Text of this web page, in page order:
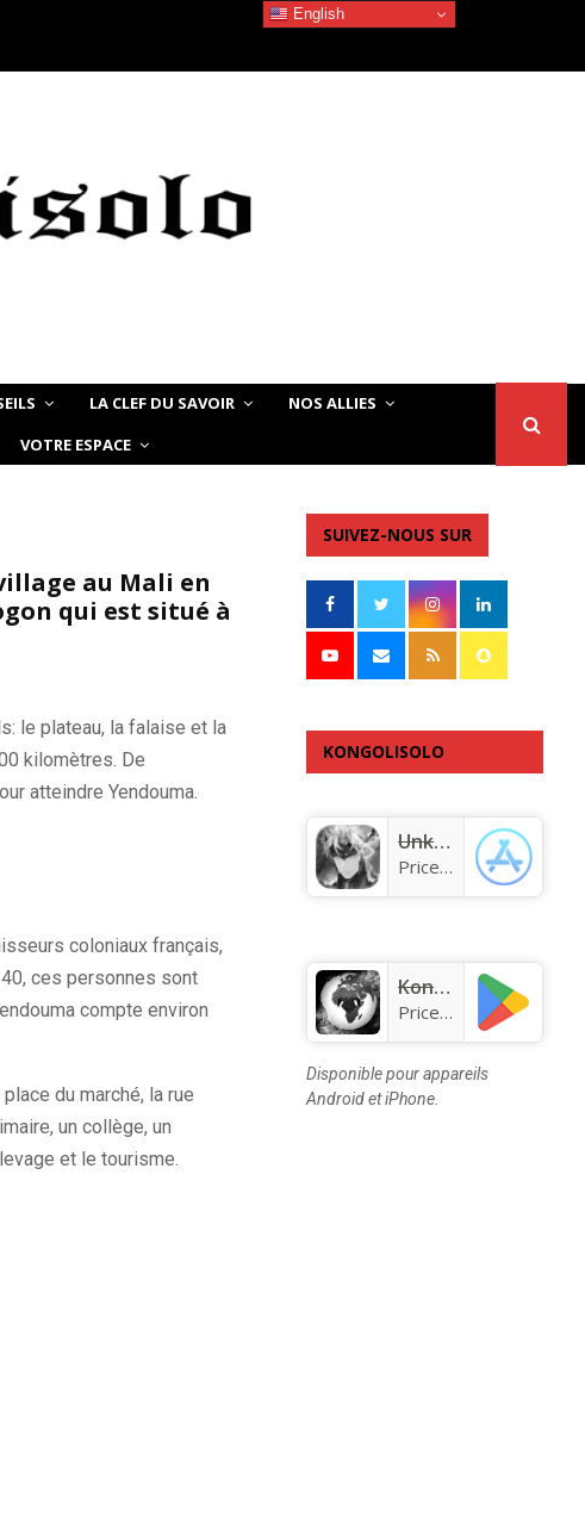
LA CLEF DU SAVOIR
NOS ALLIES
VOTRE ESPACE
au Mali en
qui est situé à
le plateau, la falaise et la
kilomètres. De
atteindre Yendouma.
coloniaux français,
ces personnes sont
compte environ
du marché, la rue
un collège, un
et le tourisme.
SUIVEZ-NOUS SUR
KONGOLISOLO
Unknown app
Price:Free
KongoLisolo
Price:Free
Disponible pour appareils
Android et iPhone.
English